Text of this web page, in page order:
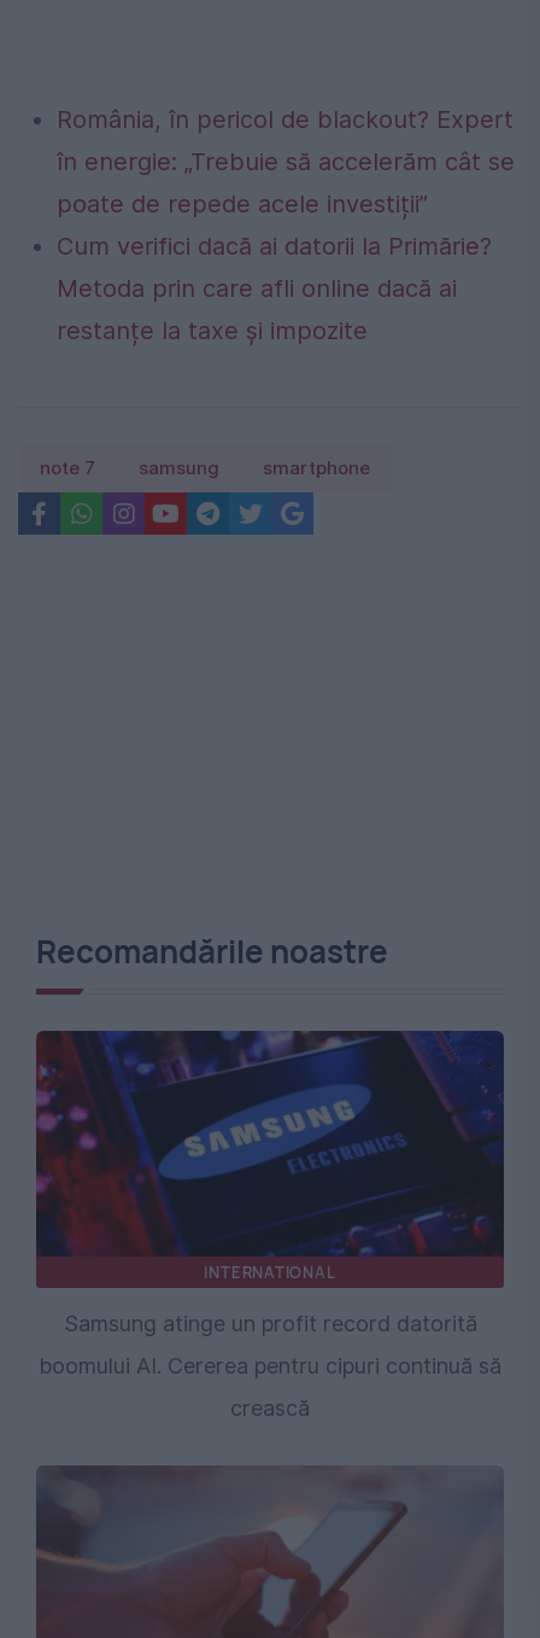
România, în pericol de blackout? Expert
în energie: „Trebuie să accelerăm cât se
poate de repede acele investiții”
Cum verifici dacă ai datorii la Primărie?
Metoda prin care afli online dacă ai
restanțe la taxe și impozite
note 7 samsung smartphone
Recomandările noastre
INTERNATIONAL
Samsung atinge un profit record datorită
boomului AI. Cererea pentru cipuri continuă să
crească